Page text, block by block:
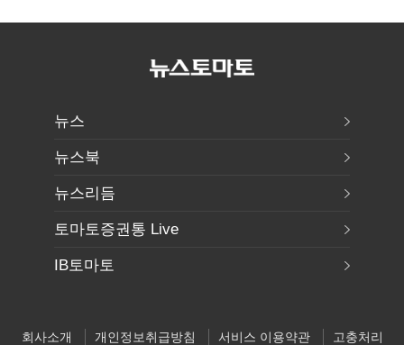
현대차그룹의
반등에도
순차입금 2조
최적화 기술 검증
뉴스
뉴스북
뉴스리듬
토마토증권통 Live
IB토마토
회사소개 개인정보취급방침 서비스 이용약관 고충처리